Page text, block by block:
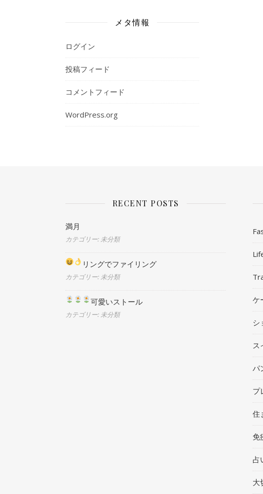
メタ情報
ログイン
投稿フィード
コメントフィード
WordPress.org
RECENT POSTS
満月
カテゴリー: 未分類
リングでファイリング
カテゴリー: 未分類
可愛いストール
カテゴリー: 未分類
ケ
シ
ス
パ
プ
住
免
占
大